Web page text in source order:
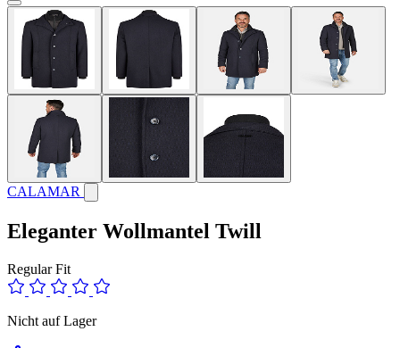
CALAMAR
Eleganter Wollmantel Twill
Regular Fit
Nicht auf Lager